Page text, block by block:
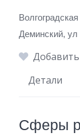
Деминский,
Детали
Сферы